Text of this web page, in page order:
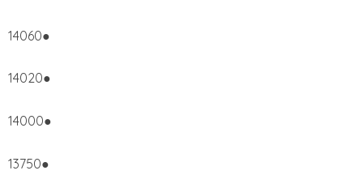
14060●
14020●
14000●
13750●